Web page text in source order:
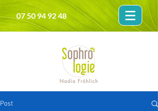
07 50 94 92 48
Post